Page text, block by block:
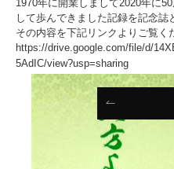
1970年に開業しまして2020年に
して歩んできました記録を記念誌
その内容を下記リンクよりご覧く
https://drive.google.com/file/d/
5AdIC/view?usp=sharing